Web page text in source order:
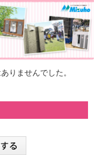
りませんでした。